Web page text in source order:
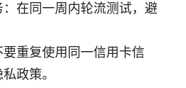
：在同一周内轮流测试，避
重复使用同一信用卡信
政策。